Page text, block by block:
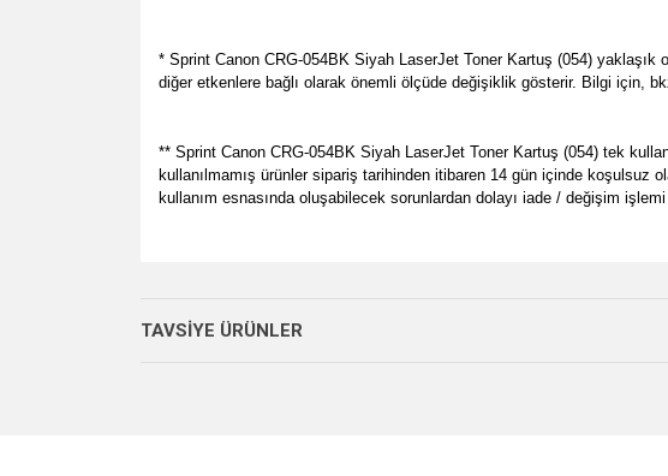
* Sprint Canon CRG-054BK Siyah LaserJet Toner Kartuş (054)
diğer etkenlere bağlı olarak önemli ölçüde değişiklik gösterir. Bilgi için,
** Sprint Canon CRG-054BK Siyah LaserJet Toner Kartuş (054) tek
kullanılmamış ürünler sipariş tarihinden itibaren 14 gün içinde koşulsuz
kullanım esnasında oluşabilecek sorunlardan dolayı iade / değişim işlemi
TAVSİYE ÜRÜNLER